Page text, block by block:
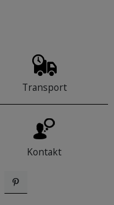
Transport
Kontakt
Pinterest